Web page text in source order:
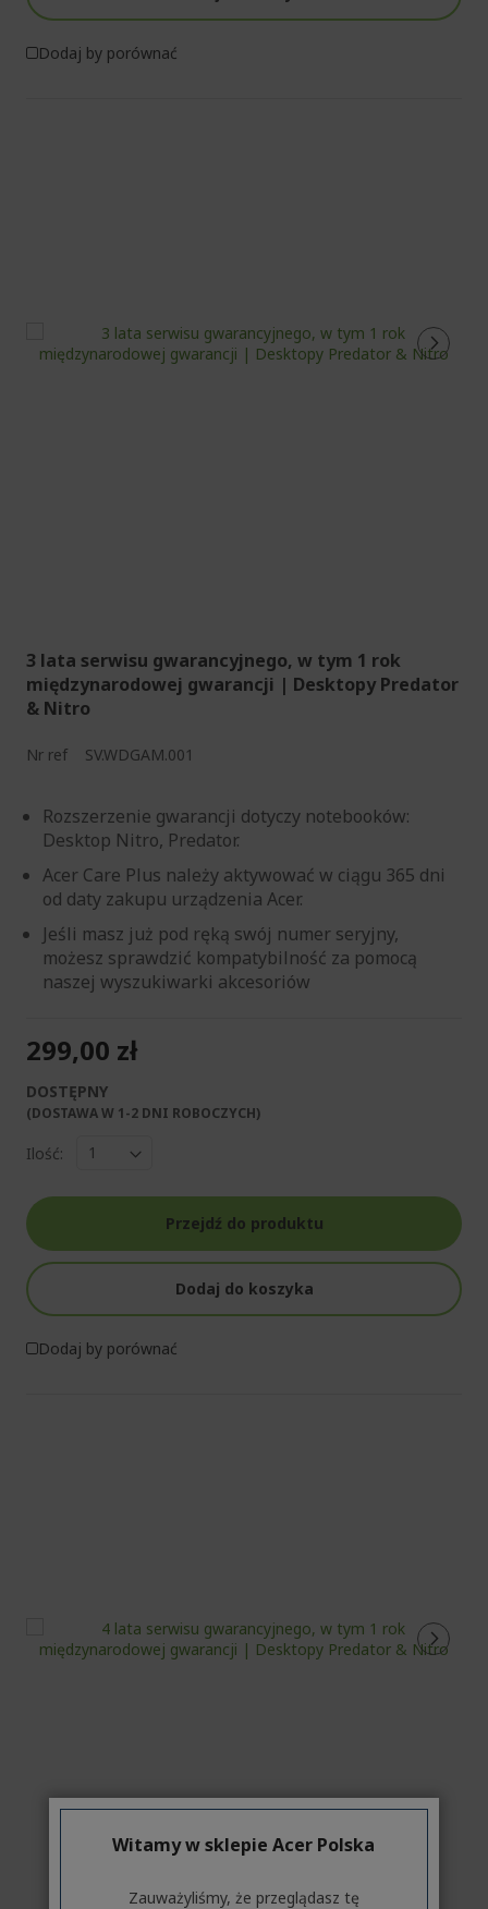
Dodaj by porównać
3 lata serwisu gwarancyjnego, w tym 1 rok
międzynarodowej gwarancji | Desktopy Predator
& Nitro
Nr ref SV.WDGAM.001
Rozszerzenie gwarancji dotyczy notebooków:
Desktop Nitro, Predator.
Acer Care Plus należy aktywować w ciągu 365 dni
od daty zakupu urządzenia Acer.
Jeśli masz już pod ręką swój numer seryjny,
możesz sprawdzić kompatybilność za pomocą
naszej wyszukiwarki akcesoriów
299,00 zł
DOSTĘPNY
(DOSTAWA W 1-2 DNI ROBOCZYCH)​
Ilość:
Przejdź do produktu
Dodaj do koszyka
Dodaj by porównać
Witamy w sklepie Acer Polska
Zauważyliśmy, że przeglądasz tę